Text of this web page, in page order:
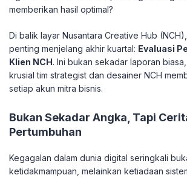
memberikan hasil optimal?
Di balik layar Nusantara Creative Hub
penting menjelang akhir kuartal: Evaluasi
Klien NCH. Ini bukan sekadar laporan
krusial tim strategist dan desainer NCH
setiap akun mitra bisnis.
Bukan Sekadar Angka, Tapi
Pertumbuhan
Kegagalan dalam dunia digital seringkali
ketidakmampuan, melainkan ketiadaan